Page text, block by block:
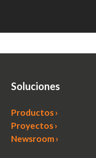
Soluciones
Productos ›
Proyectos ›
Newsroom ›